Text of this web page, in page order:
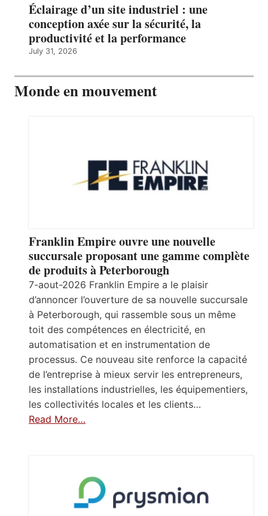
Éclairage d’un site industriel : une
conception axée sur la sécurité, la
productivité et la performance
July 31, 2026
Monde en mouvement
Franklin Empire ouvre une nouvelle
succursale proposant une gamme complète
de produits à Peterborough
7-aout-2026 Franklin Empire a le plaisir
d’annoncer l’ouverture de sa nouvelle succursale
à Peterborough, qui rassemble sous un même
toit des compétences en électricité, en
automatisation et en instrumentation de
processus. Ce nouveau site renforce la capacité
de l’entreprise à mieux servir les entrepreneurs,
les installations industrielles, les équipementiers,
les collectivités locales et les clients…
Read More…